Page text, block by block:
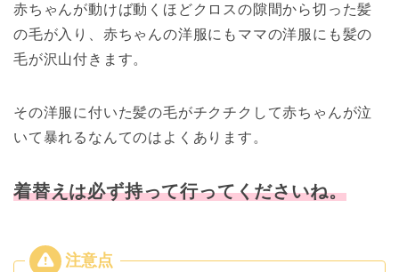
赤ちゃんが動けば動くほどクロスの隙間から切った髪
の毛が入り、赤ちゃんの洋服にもママの洋服にも髪の
毛が沢山付きます。
その洋服に付いた髪の毛がチクチクして赤ちゃんが泣
いて暴れるなんてのはよくあります。
着替えは必ず持って行ってくださいね。